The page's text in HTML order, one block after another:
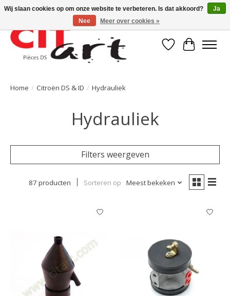
Verlanglijst
Home / Citroën DS & ID / Hydrauliek
Hydrauliek
Filters weergeven
87 producten Sorteren op Meest bekeken
Wij slaan cookies op om onze website te verbeteren. Is dat akkoord?
Ja
Nee
Meer over cookies »